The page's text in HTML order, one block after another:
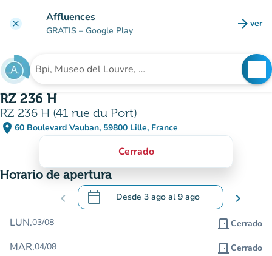
clear Affluences
GRATIS – Google Play arrow_forward ver
Buscar un establecimiento
RZ 236 H
RZ 236 H (41 rue du Port)
place 60 Boulevard Vauban, 59800 Lille, France
(abrir en Google Maps)
(nueva pestaña)
Cerrado
Horario de apertura
chevron_left calendar_today Desde 3 ago al9 ago
.Abra el calendario para cambiar las
chevron_right
LUN.03/08 door_front Cerrado
MAR.04/08 door_front Cerrado